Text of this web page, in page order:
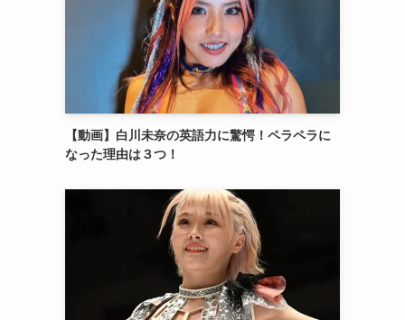
【動画】白川未奈の英語力に驚愕！ペラペラに
なった理由は３つ！